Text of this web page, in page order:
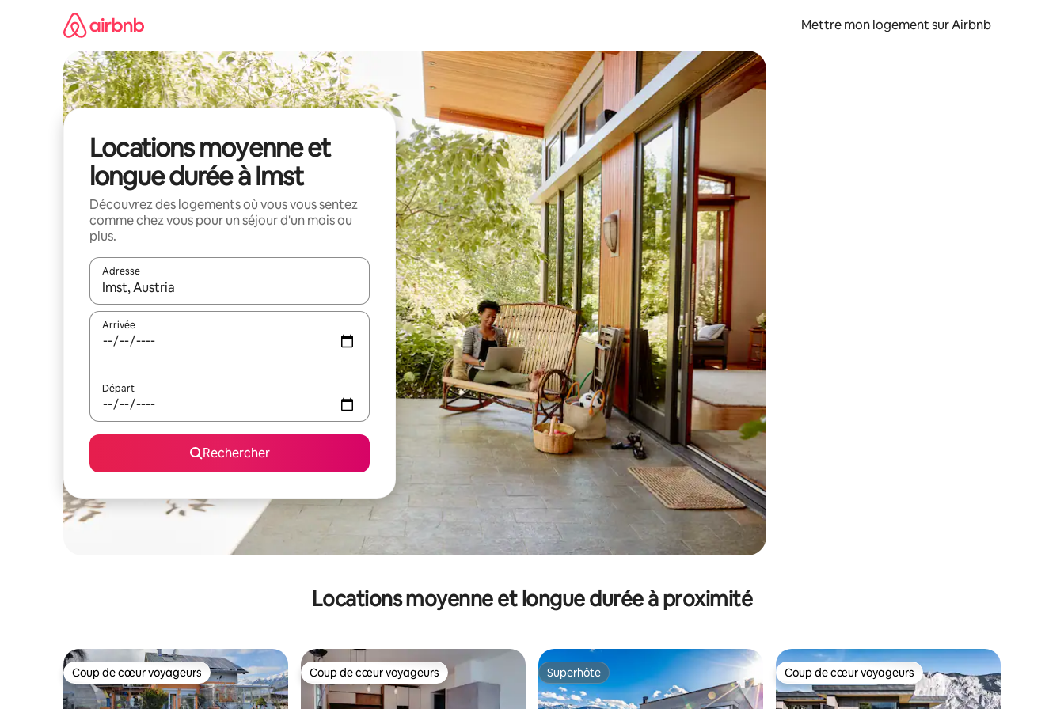
Mettre mon logement sur Airbnb
Locations moyenne et
longue durée à Imst
Découvrez des logements où vous vous sentez
comme chez vous pour un séjour d'un mois ou
plus.
Adresse
Lorsque les résultats s'affichent, utilisez les flèches vers le haut et vers le bas pour les parcourir ou en appuyant et en faisant glisser.
Arrivée
Départ
Rechercher
Locations moyenne et longue durée à proximité
Coup de cœur voyageurs
Coup de cœur voyageurs Coup de cœur voyageurs
Coup de cœur voyageurs Superhôte
Superhôte Coup de cœur voyageurs
Coup de cœur voyageurs